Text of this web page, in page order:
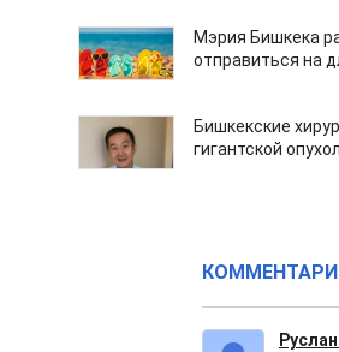
Мэрия Бишкека
отправиться на
Бишкекские
гигантской